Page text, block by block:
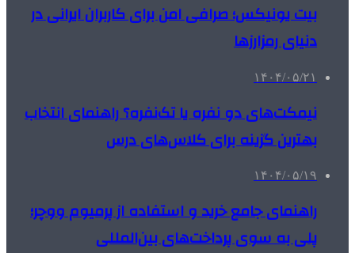
بیت یونیکس؛ صرافی امن برای کاربران ایرانی در
دنیای رمزارزها
۱۴۰۴/۰۵/۲۱
نیمکت‌های دو نفره یا تک‌نفره؟ راهنمای انتخاب
بهترین گزینه برای کلاس‌های درس
۱۴۰۴/۰۵/۱۹
راهنمای جامع خرید و استفاده از پرمیوم ووچر؛
پلی به سوی پرداخت‌های بین‌المللی